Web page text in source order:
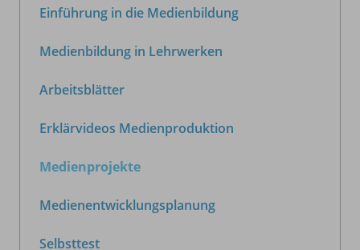
Einführung in die Medienbildung
Medienbildung in Lehrwerken
Arbeitsblätter
Erklärvideos Medienproduktion
Medienprojekte
Medienentwicklungs­planung
Selbsttest